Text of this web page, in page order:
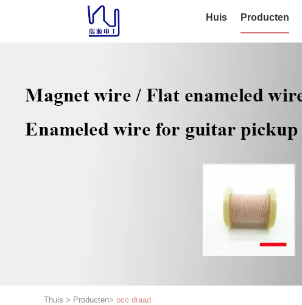
Huis Producten
Thuis > Producten> occ draad